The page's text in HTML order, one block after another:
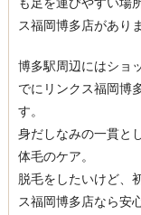
も足を運びやすい場
ス福岡博多店があり
博多駅周辺にはショ
でにリンクス福岡博
す。
身だしなみの一貫と
体毛のケア。
脱毛をしたいけど、
ス福岡博多店なら安